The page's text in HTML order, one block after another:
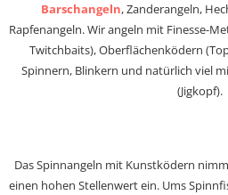
Barschangeln, Zanderangeln,
Rapfenangeln. Wir angeln mit Finesse-
Twitchbaits), Oberflächenködern
Spinnern, Blinkern und natürlich viel
(Jigkopf).
Das Spinnangeln mit Kunstködern
einen hohen Stellenwert ein. Ums